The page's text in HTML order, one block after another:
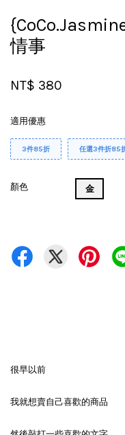
情事
NT$ 380
適用優惠
3件85折 任選3件折85
顏色 金
很早以前
我就想賣自己喜歡的商品